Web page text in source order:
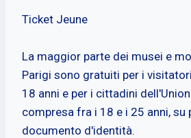
Ticket Jeune
La maggior parte dei musei e
Parigi sono gratuiti per i
18 anni e per i cittadini
compresa fra i 18 e i 25 anni, su
documento d'identità.